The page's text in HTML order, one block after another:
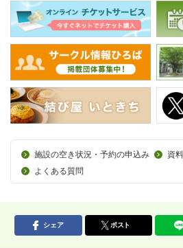
施設の空き状況・予約の申込み
資
よくある質問
シェア ポスト